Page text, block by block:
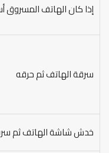
إذا كان الهاتف المسروق
سرقة الهاتف ثم حرقه
خدش شاشة الهاتف ثم